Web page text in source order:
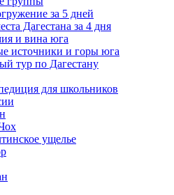
за 5 дней
Дагестана за 4 дня
и вина юга
источники и горы юга
тур по Дагестану
для школьников
ущелье